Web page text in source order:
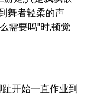
舞者轻柔的声
需要吗"时,顿觉
开始一直作业到